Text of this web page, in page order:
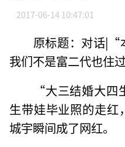
2017-06-14 10:47:01
原标题：对话|“
我们不是富二代也住
“大三结婚大
生带娃毕业照的走红
城宇瞬间成了网红。